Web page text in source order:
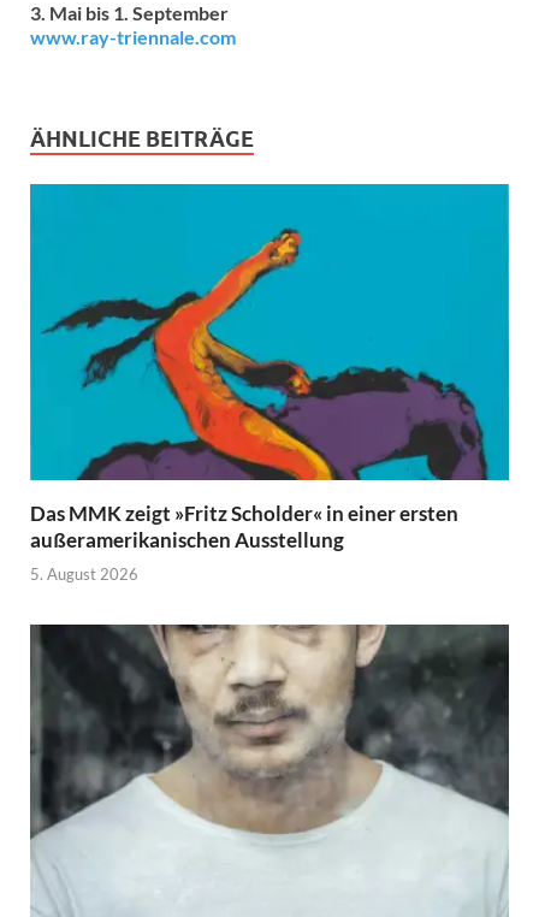
3. Mai bis 1. September
www.ray-triennale.com
ÄHNLICHE BEITRÄGE
Das MMK zeigt »Fritz Scholder« in einer ersten
außeramerikanischen Ausstellung
5. August 2026